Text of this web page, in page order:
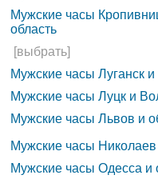
Мужские часы
область
[выбрать]
Мужские часы Луганск и
Мужские часы Луцк и
Мужские часы Львов и
Мужские часы Николаев
Мужские часы Одесса и